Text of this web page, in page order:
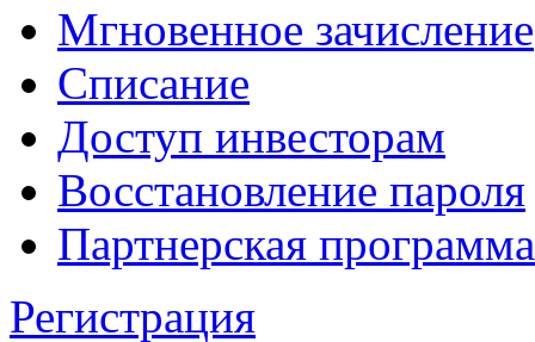
Мгновенное зачисление
Списание
Доступ инвесторам
Восстановление пароля
Партнерская программа
Регистрация